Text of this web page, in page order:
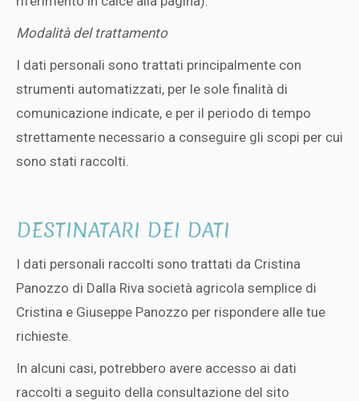
Modalità del trattamento
I dati personali sono trattati principalmente con
strumenti automatizzati, per le sole finalità di
comunicazione indicate, e per il periodo di tempo
strettamente necessario a conseguire gli scopi per cui
sono stati raccolti.
DESTINATARI DEI DATI
I dati personali raccolti sono trattati da Cristina
Panozzo di Dalla Riva società agricola semplice di
Cristina e Giuseppe Panozzo per rispondere alle tue
richieste.
In alcuni casi, potrebbero avere accesso ai dati
raccolti a seguito della consultazione del sito